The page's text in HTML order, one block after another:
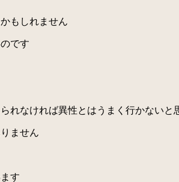
もしれません
です
れなければ異性とはうまく行かないと
ません
す